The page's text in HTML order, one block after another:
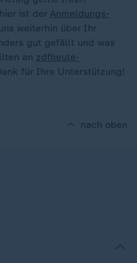
ist der Anmeldungs-
weiterhin über Ihr
gut gefällt und was
an zdfheute-
für Ihre Unterstützung!
nach oben